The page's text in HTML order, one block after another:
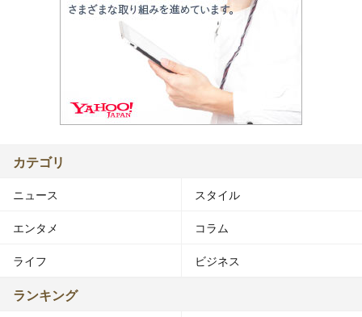
カテゴリ
ニュース スタイル
エンタメ コラム
ライフ ビジネス
ランキング